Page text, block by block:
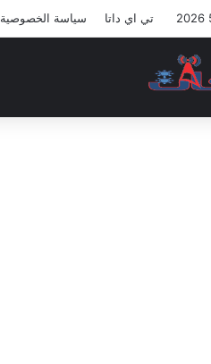
تي اي داتا سياسة الخصوصية